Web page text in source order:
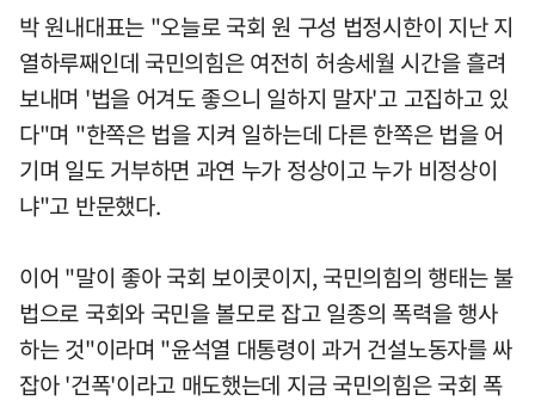
박 원내대표는 "오늘로 국회 원 구성 법정시한이 지난 지
열하루째인데 국민의힘은 여전히 허송세월 시간을 흘려
보내며 '법을 어겨도 좋으니 일하지 말자'고 고집하고 있
다"며 "한쪽은 법을 지켜 일하는데 다른 한쪽은 법을 어
기며 일도 거부하면 과연 누가 정상이고 누가 비정상이
냐"고 반문했다.
이어 "말이 좋아 국회 보이콧이지, 국민의힘의 행태는 불
법으로 국회와 국민을 볼모로 잡고 일종의 폭력을 행사
하는 것"이라며 "윤석열 대통령이 과거 건설노동자를 싸
잡아 '건폭'이라고 매도했는데 지금 국민의힘은 국회 폭